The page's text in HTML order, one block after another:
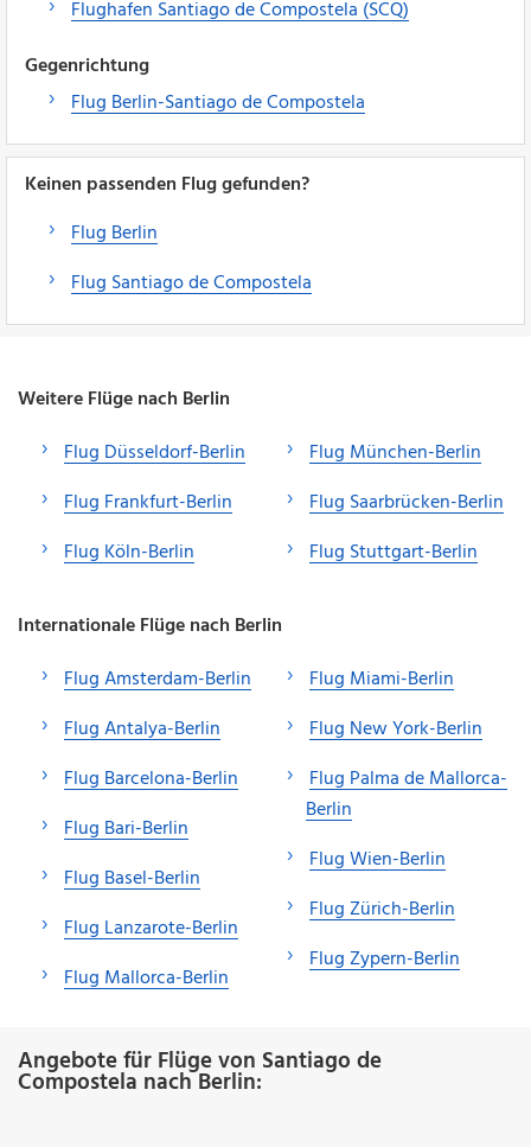
Flughafen Santiago de Compostela (SCQ)
Gegenrichtung
Flug Berlin-Santiago de Compostela
Keinen passenden Flug gefunden?
Flug Berlin
Flug Santiago de Compostela
Weitere Flüge nach Berlin
Flug Düsseldorf-Berlin
Flug Frankfurt-Berlin
Flug Köln-Berlin
Flug München-Berlin
Flug Saarbrücken-Berlin
Flug Stuttgart-Berlin
Internationale Flüge nach Berlin
Flug Amsterdam-Berlin
Flug Antalya-Berlin
Flug Barcelona-Berlin
Flug Bari-Berlin
Flug Basel-Berlin
Flug Lanzarote-Berlin
Flug Mallorca-Berlin
Flug Miami-Berlin
Flug New York-Berlin
Flug Palma de Mallorca-
Berlin
Flug Wien-Berlin
Flug Zürich-Berlin
Flug Zypern-Berlin
Angebote für Flüge von Santiago de
Compostela nach Berlin: